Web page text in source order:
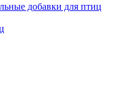
добавки для птиц